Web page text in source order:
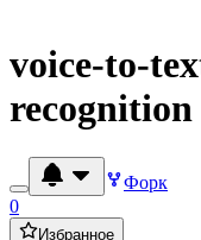
voice-to-
recognition
Форк
0
Избранное